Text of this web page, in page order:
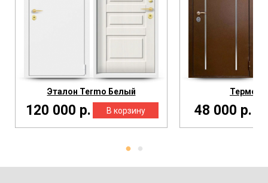
Эталон Termo Белый
120 000 р.
Термо
48 000 р.